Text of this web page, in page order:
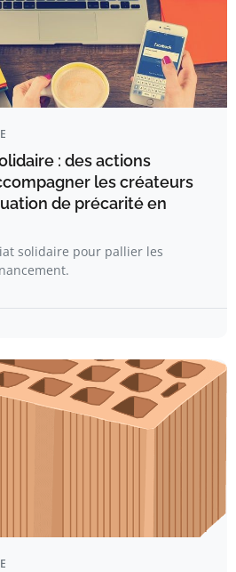
: des actions
les créateurs
de précarité en
solidaire pour pallier les